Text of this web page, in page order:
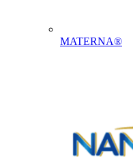
MATERNA®